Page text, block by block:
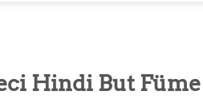
Hindi But Füme